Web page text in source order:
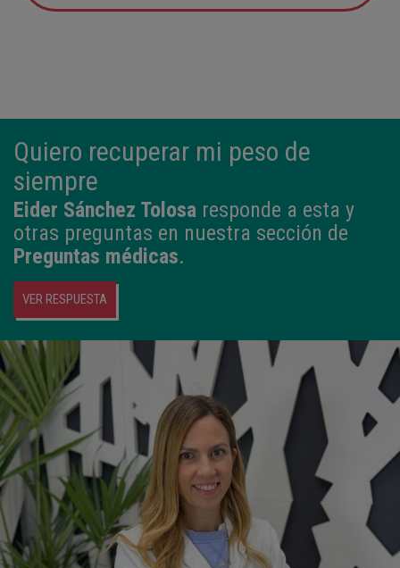
Quiero recuperar mi peso de
siempre
Eider Sánchez Tolosa responde a esta y
otras preguntas en nuestra sección de
Preguntas médicas.
VER RESPUESTA